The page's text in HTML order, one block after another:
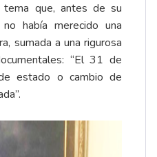
tema que, antes de su
había merecido una
sumada a una rigurosa
“El 31 de
estado o cambio de